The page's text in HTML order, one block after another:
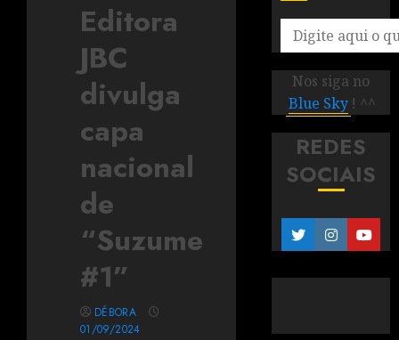
Editora
JBC
divulga
capa
nacional
de
“Suzume
#1”
DÉBORA
01/09/2024
Nos siga no
Blue Sky ! ^^
REDES
SOCIAIS